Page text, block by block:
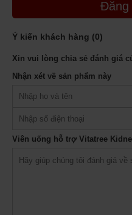
Ảnh
Hỗ trợ thận và túi mật từ các
Đăng
Ý kiến khách hàng (0)
Xin vui lòng chia sẻ đánh giá
Nhận xét về sản phẩm này
Viên uống hỗ trợ Vitatree